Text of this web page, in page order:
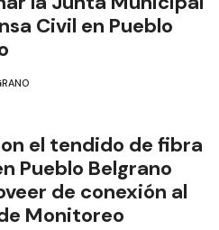
Civil en Pueblo
el tendido de fibra
Pueblo Belgrano
de conexión al
Monitoreo